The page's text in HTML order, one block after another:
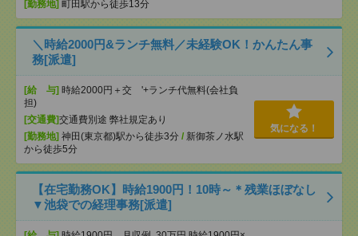
[勤務地] 町田駅から徒歩13分
＼時給2000円&ランチ無料／未経験OK！かんたん事
務[派遣]
[給 与] 時給2000円＋交 '+ランチ代無料(会社負
担)
[交通費]交通費別途 弊社規定あり
[勤務地] 神田(東京都)駅から徒歩3分 / 新御茶ノ水駅
から徒歩5分
気になる！
【在宅勤務OK】時給1900円！10時～＊残業ほぼなし
▼池袋での経理事務[派遣]